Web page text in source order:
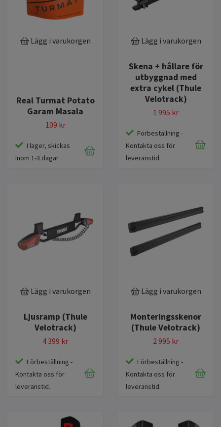
Lägg i varukorgen
Real Turmat Potato
Garam Masala
109 kr
I lager, skickas
inom 1-3 dagar
Lägg i varukorgen
Skena + hållare för
utbyggnad med
extra cykel (Thule
Velotrack)
1 995 kr
Förbeställning -
Kontakta oss för
leveranstid.
Lägg i varukorgen
Ljusramp (Thule
Velotrack)
4 399 kr
Förbeställning -
Kontakta oss för
leveranstid.
Lägg i varukorgen
Monteringsskenor
(Thule Velotrack)
2 995 kr
Förbeställning -
Kontakta oss för
leveranstid.